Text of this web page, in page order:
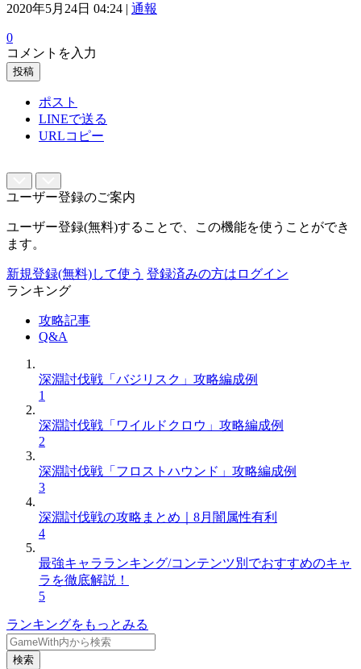
2020年5月24日 04:24 | 通報
0
コメントを入力
投稿
ポスト
LINEで送る
URLコピー
ユーザー登録のご案内
ユーザー登録(無料)することで、この機能を使うことができ
ます。
新規登録(無料)して使う 登録済みの方はログイン
ランキング
攻略記事
Q&A
深淵討伐戦「バジリスク」攻略編成例
1
深淵討伐戦「ワイルドクロウ」攻略編成例
2
深淵討伐戦「フロストハウンド」攻略編成例
3
深淵討伐戦の攻略まとめ｜8月闇属性有利
4
最強キャラランキング/コンテンツ別でおすすめのキャ
ラを徹底解説！
5
ランキングをもっとみる
検索